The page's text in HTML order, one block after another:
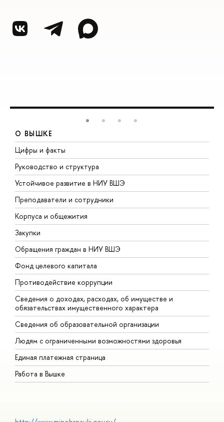
О ВЫШКЕ
Цифры и факты
Руководство и структура
Устойчивое развитие в НИУ ВШЭ
Преподаватели и сотрудники
Корпуса и общежития
Закупки
Обращения граждан в НИУ ВШЭ
Фонд целевого капитала
Противодействие коррупции
Сведения о доходах, расходах, об имуществе и
обязательствах имущественного характера
Сведения об образовательной организации
Людям с ограниченными возможностями здоровья
Единая платежная страница
Работа в Вышке